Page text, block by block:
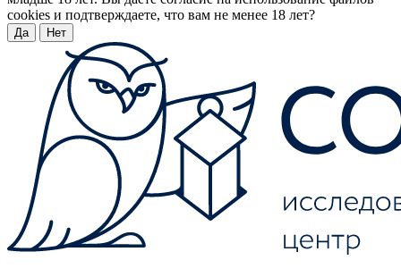
cookies и подтверждаете, что вам не менее 18 лет?
Да Нет